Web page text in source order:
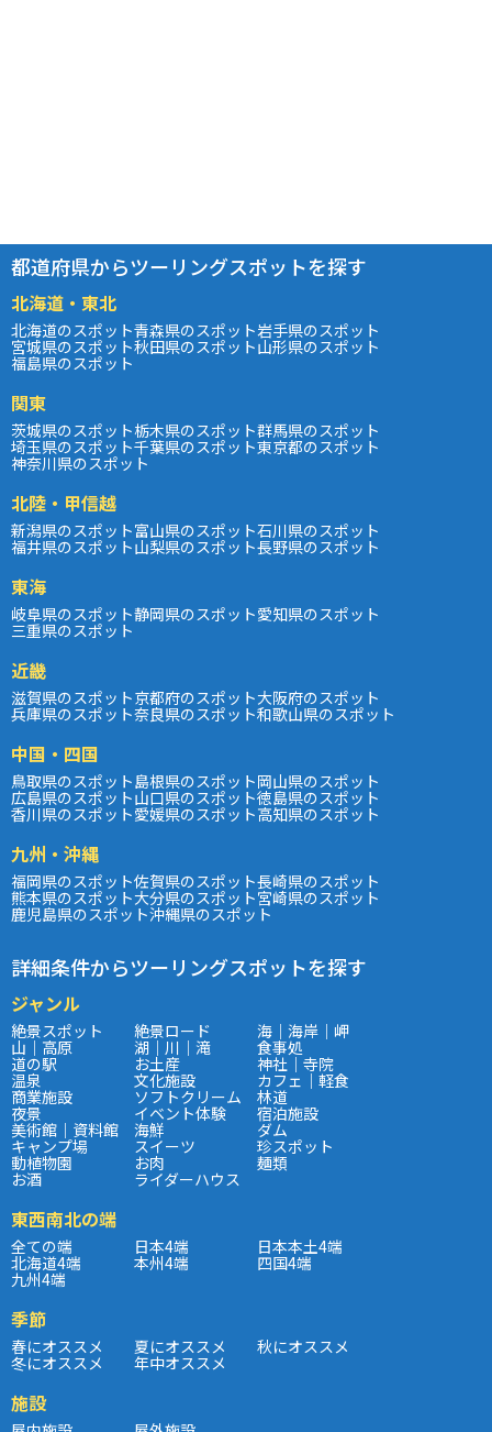
都道府県からツーリングスポットを探す
北海道・東北
北海道のスポット青森県のスポット岩手県のスポット
宮城県のスポット秋田県のスポット山形県のスポット
福島県のスポット
関東
茨城県のスポット栃木県のスポット群馬県のスポット
埼玉県のスポット千葉県のスポット東京都のスポット
神奈川県のスポット
北陸・甲信越
新潟県のスポット富山県のスポット石川県のスポット
福井県のスポット山梨県のスポット長野県のスポット
東海
岐阜県のスポット静岡県のスポット愛知県のスポット
三重県のスポット
近畿
滋賀県のスポット京都府のスポット大阪府のスポット
兵庫県のスポット奈良県のスポット和歌山県のスポット
中国・四国
鳥取県のスポット島根県のスポット岡山県のスポット
広島県のスポット山口県のスポット徳島県のスポット
香川県のスポット愛媛県のスポット高知県のスポット
九州・沖縄
福岡県のスポット佐賀県のスポット長崎県のスポット
熊本県のスポット大分県のスポット宮崎県のスポット
鹿児島県のスポット沖縄県のスポット
詳細条件からツーリングスポットを探す
ジャンル
絶景スポット 絶景ロード 海｜海岸｜岬
山｜高原 湖｜川｜滝 食事処
道の駅 お土産 神社｜寺院
温泉 文化施設 カフェ｜軽食
商業施設 ソフトクリーム 林道
夜景 イベント体験 宿泊施設
美術館｜資料館 海鮮 ダム
キャンプ場 スイーツ 珍スポット
動植物園 お肉 麺類
お酒 ライダーハウス
東西南北の端
全ての端 日本4端 日本本土4端
北海道4端 本州4端 四国4端
九州4端
季節
春にオススメ 夏にオススメ 秋にオススメ
冬にオススメ 年中オススメ
施設